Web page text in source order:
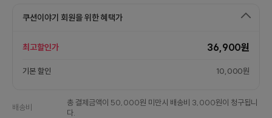
쿠션이야기 회원을 위한 혜택가
최고할인가 36,900원
기본 할인 10,000원
배송비
총 결제금액이 50,000원 미만시 배송비 3,000원이 청구됩니
다.